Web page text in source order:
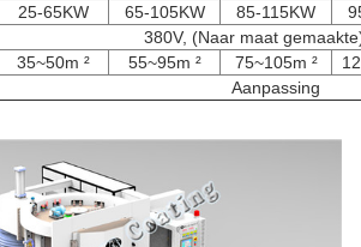
25-65KW 65-105KW 85-115KW
380V, (Naar maat
35~50m ² 55~95m ² 75~105m ²
Aanpassing